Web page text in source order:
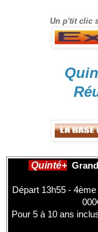
Un p'tit clic
Quinté+
Départ 13h55 -
Pour 5 à 10 ans